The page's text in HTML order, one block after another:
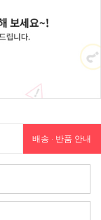
배송 · 반품 안내